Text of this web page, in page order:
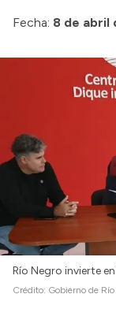
Fecha: 8 de abril
Río Negro invierte
Crédito: Gobierno de